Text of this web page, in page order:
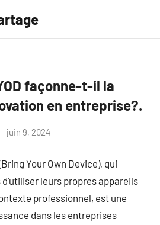
façonne-t-il la
en entreprise?.
juin 9, 2024
Your Own Device), qui
leurs propres appareils
professionnel, est une
dans les entreprises